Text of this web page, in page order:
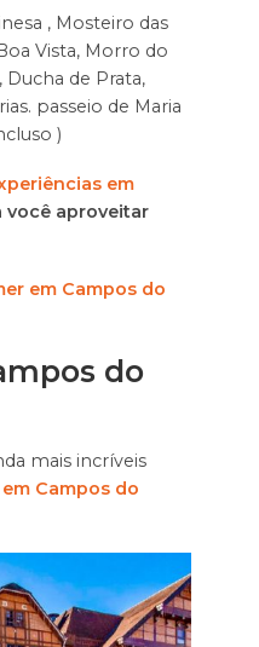
, Mosteiro das
Vista, Morro do
Ducha de Prata,
passeio de Maria
)
em
você aproveitar
em Campos do
do
mais incríveis
Campos do